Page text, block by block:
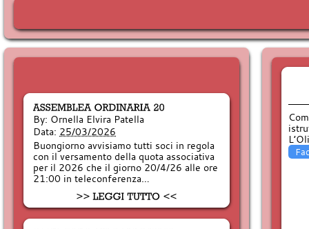
By: Ornella Elvira Patella
Data: 25/03/2026
Buongiorno avvisiamo tutti soci in regola
con il versamento della quota associativa
per il 2026 che il giorno 20/4/26 alle ore
21:00 in teleconferenza…